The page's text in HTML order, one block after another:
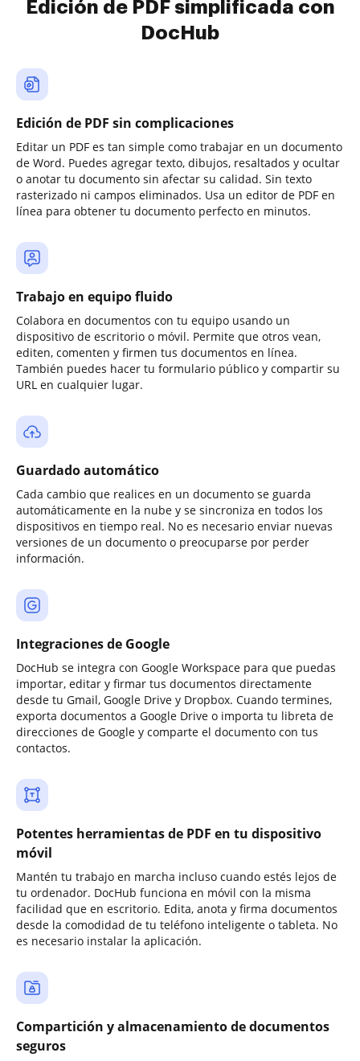
Edición de PDF simplificada con
DocHub
Edición de PDF sin complicaciones
Editar un PDF es tan simple como trabajar en un documento
de Word. Puedes agregar texto, dibujos, resaltados y ocultar
o anotar tu documento sin afectar su calidad. Sin texto
rasterizado ni campos eliminados. Usa un editor de PDF en
línea para obtener tu documento perfecto en minutos.
Trabajo en equipo fluido
Colabora en documentos con tu equipo usando un
dispositivo de escritorio o móvil. Permite que otros vean,
editen, comenten y firmen tus documentos en línea.
También puedes hacer tu formulario público y compartir su
URL en cualquier lugar.
Guardado automático
Cada cambio que realices en un documento se guarda
automáticamente en la nube y se sincroniza en todos los
dispositivos en tiempo real. No es necesario enviar nuevas
versiones de un documento o preocuparse por perder
información.
Integraciones de Google
DocHub se integra con Google Workspace para que puedas
importar, editar y firmar tus documentos directamente
desde tu Gmail, Google Drive y Dropbox. Cuando termines,
exporta documentos a Google Drive o importa tu libreta de
direcciones de Google y comparte el documento con tus
contactos.
Potentes herramientas de PDF en tu dispositivo
móvil
Mantén tu trabajo en marcha incluso cuando estés lejos de
tu ordenador. DocHub funciona en móvil con la misma
facilidad que en escritorio. Edita, anota y firma documentos
desde la comodidad de tu teléfono inteligente o tableta. No
es necesario instalar la aplicación.
Compartición y almacenamiento de documentos
seguros